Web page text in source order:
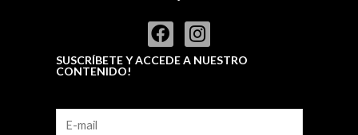
SUSCRÍBETE Y ACCEDE A NUESTRO
CONTENIDO!